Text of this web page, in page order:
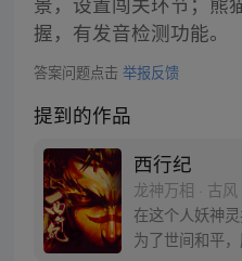
握，有发音检测功能。
答案问题点击 举报反馈
提到的作品
西行纪
龙神万相 · 古风
在这个人妖神
为了世间和平